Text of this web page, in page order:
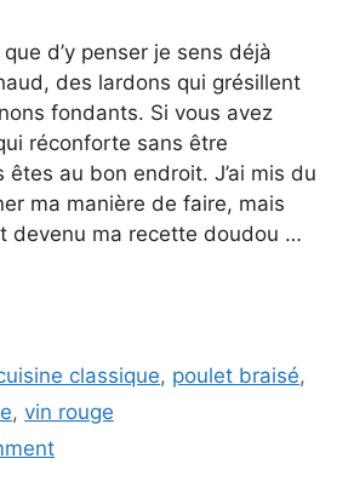
d’y penser je sens déjà
des lardons qui grésillent
fondants. Si vous avez
réconforte sans être
êtes au bon endroit. J’ai mis du
ma manière de faire, mais
devenu ma recette doudou …
classique, poulet braisé,
, vin rouge